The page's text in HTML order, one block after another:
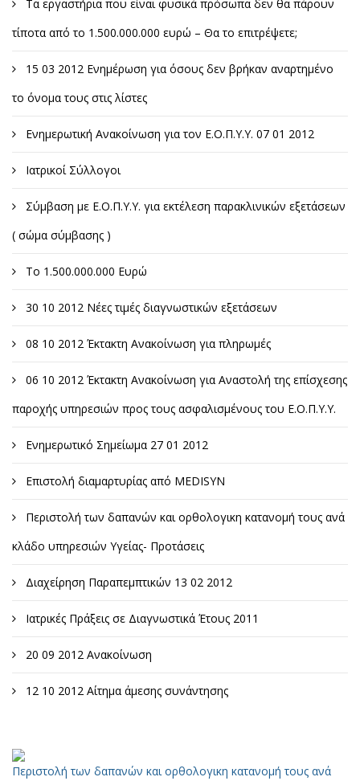
Τα εργαστήρια που είναι φυσικά πρόσωπα δεν θα πάρουν
τίποτα από το 1.500.000.000 ευρώ – Θα το επιτρέψετε;
15 03 2012 Ενημέρωση για όσους δεν βρήκαν αναρτημένο
το όνομα τους στις λίστες
Ενημερωτική Ανακοίνωση για τον Ε.Ο.Π.Υ.Υ. 07 01 2012
Ιατρικοί Σύλλογοι
Σύμβαση με Ε.Ο.Π.Υ.Υ. για εκτέλεση παρακλινικών εξετάσεων
( σώμα σύμβασης )
Το 1.500.000.000 Ευρώ
30 10 2012 Νέες τιμές διαγνωστικών εξετάσεων
08 10 2012 Έκτακτη Ανακοίνωση για πληρωμές
06 10 2012 Έκτακτη Ανακοίνωση για Αναστολή της επίσχεσης
παροχής υπηρεσιών προς τους ασφαλισμένους του Ε.Ο.Π.Υ.Υ.
Ενημερωτικό Σημείωμα 27 01 2012
Επιστολή διαμαρτυρίας από MEDISYN
Περιστολή των δαπανών και ορθολογικη κατανομή τους ανά
κλάδο υπηρεσιών Υγείας- Προτάσεις
Διαχείρηση Παραπεμπτικών 13 02 2012
Ιατρικές Πράξεις σε Διαγνωστικά Έτους 2011
20 09 2012 Ανακοίνωση
12 10 2012 Αίτημα άμεσης συνάντησης
Περιστολή των δαπανών και ορθολογικη κατανομή τους ανά